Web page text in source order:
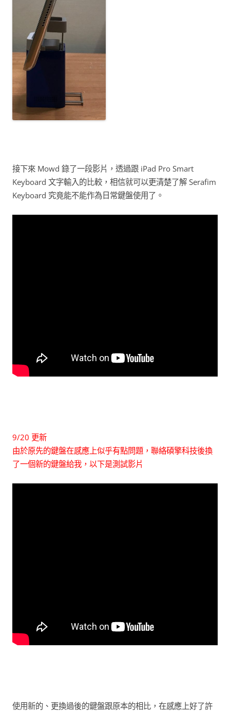
接下來 Mowd 錄了一段影片，透過跟 iPad Pro Smart
Keyboard 文字輸入的比較，相信就可以更清楚了解 Serafim
Keyboard 究竟能不能作為日常鍵盤使用了。
9/20 更新
由於原先的鍵盤在感應上似乎有點問題，聯絡碩擎科技後換
了一個新的鍵盤給我，以下是測試影片
使用新的、更換過後的鍵盤跟原本的相比，在感應上好了許